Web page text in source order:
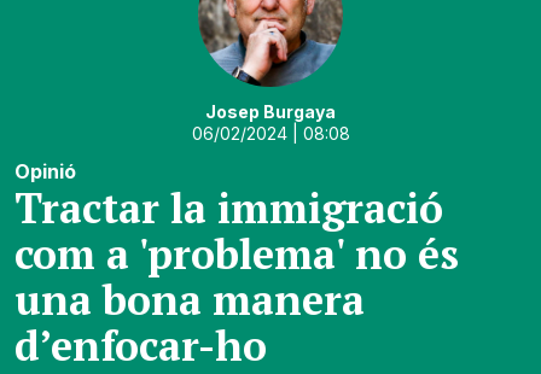
Josep Burgaya
06/02/2024| 08:08
Opinió
Tractar la immigració
com a 'problema' no és
una bona manera
d’enfocar-ho